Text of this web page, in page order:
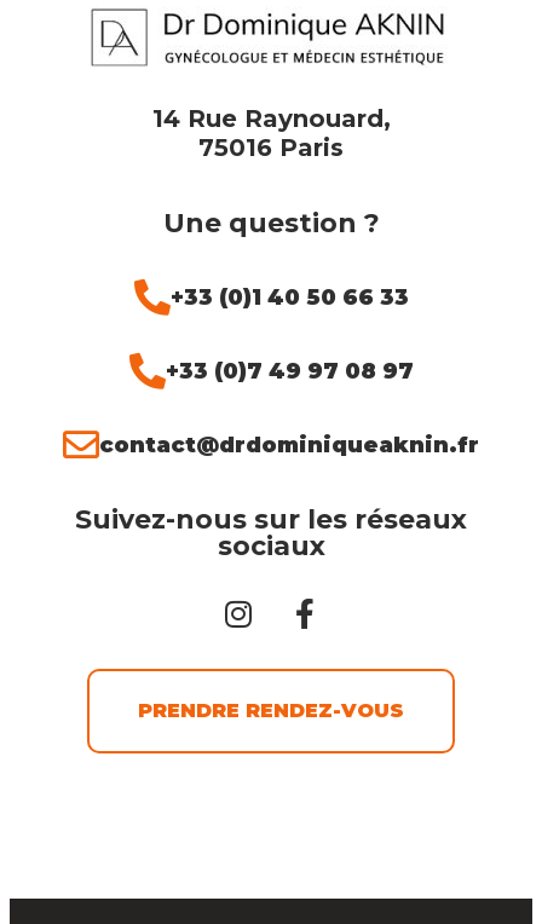
14 Rue Raynouard,
75016 Paris
Une question ?
+33 (0)1 40 50 66 33
+33 (0)7 49 97 08 97
contact@drdominiqueaknin.fr
Suivez-nous sur les réseaux
sociaux
PRENDRE RENDEZ-VOUS